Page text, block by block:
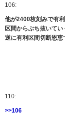
106:
他が2400枚刻みで有
区間からぶち抜いてい
逆に有利区間切断恩
110:
>>106